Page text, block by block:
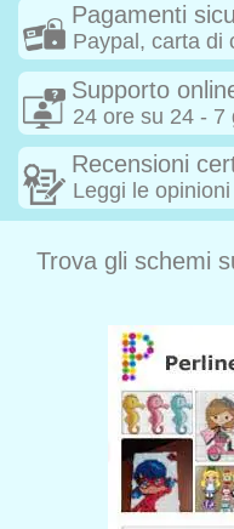
Pagamenti
Paypal, carta di
Supporto
24 ore su 24 - 7
Recensioni
Leggi le
Trova gli schemi